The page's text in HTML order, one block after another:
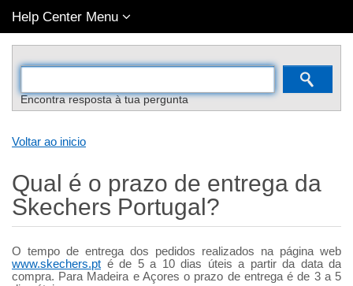
Help Center Menu
Encontra resposta à tua pergunta
Voltar ao inicio
Qual é o prazo de entrega da
Skechers Portugal?
O tempo de entrega dos pedidos realizados na página web
www.skechers.pt é de 5 a 10 dias úteis a partir da data da
compra. Para Madeira e Açores o prazo de entrega é de 3 a 5